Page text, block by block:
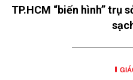
TP.HCM “biến hình” trụ